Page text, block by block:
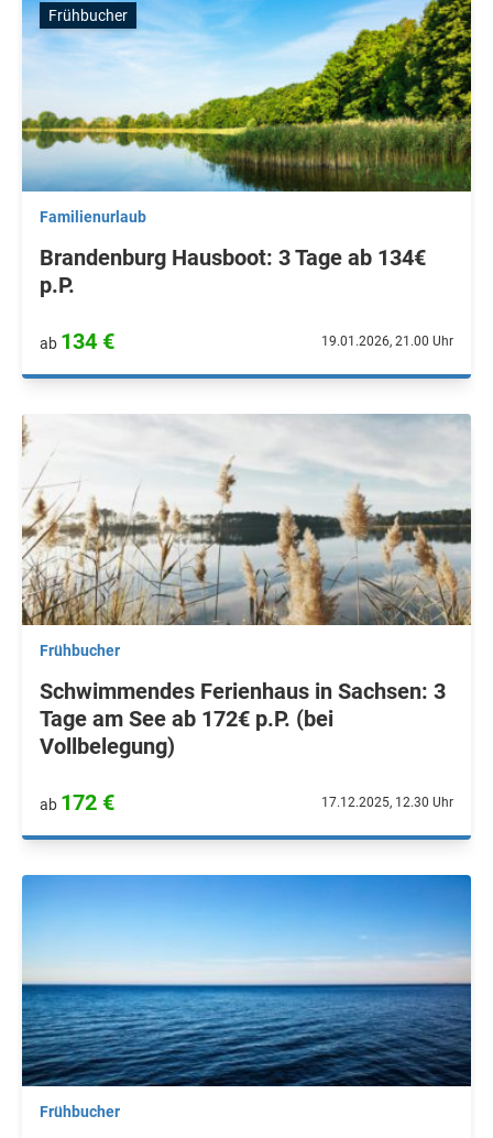
Frühbucher
Familienurlaub
Brandenburg Hausboot: 3 Tage ab 134€
p.P.
ab 134 € 19.01.2026, 21.00 Uhr
Frühbucher
Schwimmendes Ferienhaus in Sachsen: 3
Tage am See ab 172€ p.P. (bei
Vollbelegung)
ab 172 € 17.12.2025, 12.30 Uhr
Frühbucher